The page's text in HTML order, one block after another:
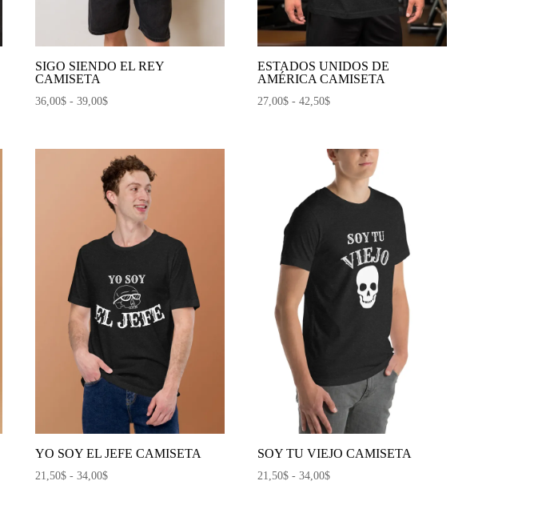
SIGO SIENDO EL REY
CAMISETA
36,00$ - 39,00$Rango
desde
36,00$
hasta
39,00$
ESTADOS UNIDOS DE
AMÉRICA CAMISETA
27,00$ - 42,50$Rango
desde
27,00$
hasta
YO SOY EL JEFE CAMISETA
21,50$ - 34,00$Rango
SOY TU VIEJO CAMISETA
21,50$ - 34,00$Rango